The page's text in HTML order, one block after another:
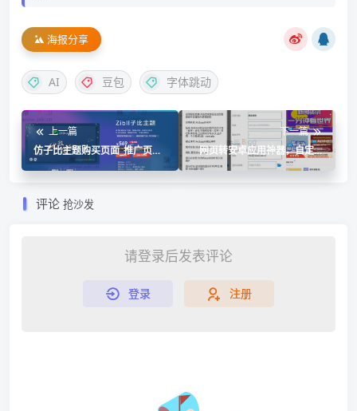
海报分享
AI 豆包 字体跳动
上一篇
仿子比主题购买页面_推广页代
码
下一篇
网页转安卓应用神器，自定义
图标启动图
评论 抢沙发
请登录后发表评论
登录 注册